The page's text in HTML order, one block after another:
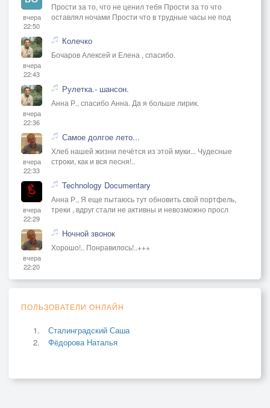
вчера
22:50
Прости за то, что не ценил тебя Прости за то что
оставлял ночами Прости что в трудные часы не под
вчера
22:43
Колечко
Бочаров Алексей и Елена , спасибо.
вчера
22:36
Рулетка.- шансон.
Анна Р., спасибо Анна. Да я больше лирик.
вчера
22:33
Самое долгое лето...
Хлеб нашей жизни печётся из этой муки... Чудесные
строки, как и вся песня!..
вчера
22:29
Technology Documentary
Анна Р., Я еще пытаюсь тут обновить свой портфель,
треки , вдруг стали не активны и невозможно просл
вчера
22:20
Ночной звонок
Хорошо!.. Понравилось!..+++
ПОЛЬЗОВАТЕЛИ ОНЛАЙН
Сталинградский Саша
Фёдорова Наталья